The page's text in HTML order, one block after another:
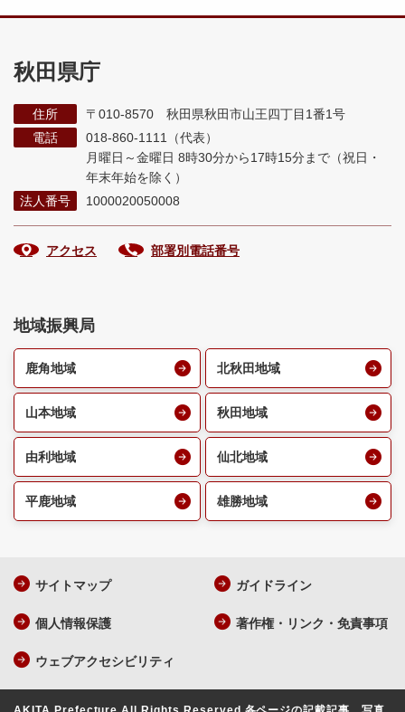
秋田県庁
住所
〒010-8570 秋田県秋田市山王四丁目1番1号
電話
018-860-1111（代表）
月曜日～金曜日 8時30分から17時15分まで （祝日・
年末年始を除く）
法人番号
1000020050008
アクセス 部署別電話番号
地域振興局
鹿角地域 北秋田地域
山本地域 秋田地域
由利地域 仙北地域
平鹿地域 雄勝地域
サイトマップ ガイドライン
個人情報保護 著作権・リンク・免責事項
ウェブアクセシビリティ